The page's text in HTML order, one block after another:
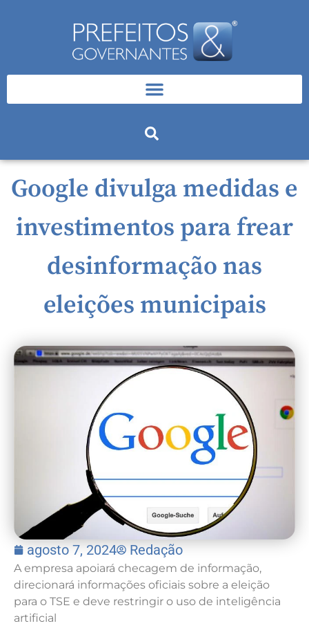
Google divulga medidas e
investimentos para frear
desinformação nas
eleições municipais
agosto 7, 2024 Redação
A empresa apoiará checagem de informação,
direcionará informações oficiais sobre a eleição
para o TSE e deve restringir o uso de inteligência
artificial